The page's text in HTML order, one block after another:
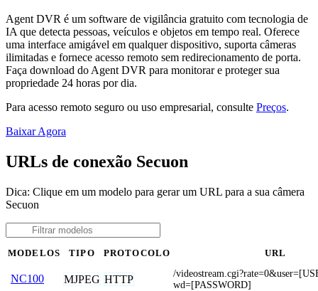
Agent DVR é um software de vigilância gratuito com tecnologia de
IA que detecta pessoas, veículos e objetos em tempo real. Oferece
uma interface amigável em qualquer dispositivo, suporta câmeras
ilimitadas e fornece acesso remoto sem redirecionamento de porta.
Faça download do Agent DVR para monitorar e proteger sua
propriedade 24 horas por dia.
Para acesso remoto seguro ou uso empresarial, consulte Preços.
Baixar Agora
URLs de conexão Secuon
Dica: Clique em um modelo para gerar um URL para a sua câmera
Secuon
MODELOS TIPO PROTOCOLO URL
NC100 MJPEG HTTP
/
wd=[PASSWORD]